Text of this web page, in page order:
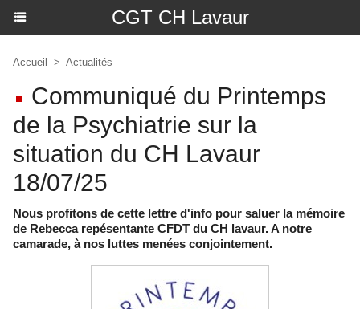
CGT CH Lavaur
Accueil > Actualités
Communiqué du Printemps
de la Psychiatrie sur la
situation du CH Lavaur
18/07/25
Nous profitons de cette lettre d'info pour saluer la mémoire
de Rebecca repésentante CFDT du CH lavaur. A notre
camarade, à nos luttes menées conjointement.